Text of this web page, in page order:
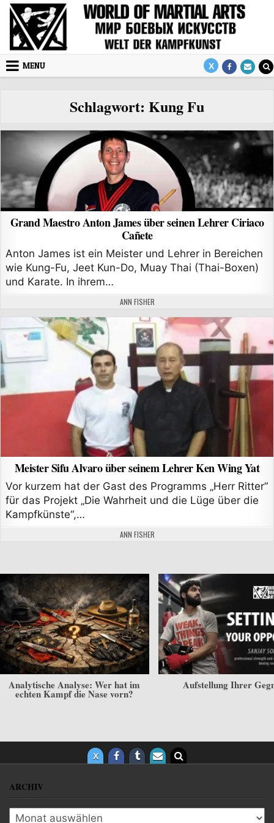
Skip to content
MENU
Schlagwort: Kung Fu
Grand Maestro Anton James über seinen Lehrer Ciriaco
Cañete
Anton James ist ein Meister und Lehrer in Bereichen
wie Kung-Fu, Jeet Kun-Do, Muay Thai (Thai-Boxen)
und Karate. In ihrem…
AUTHOR:
ANN FISHER
Meister Sifu Alvaro über seinem Lehrer Ken Wing Yat
Vor kurzem hat der Gast des Programms „Herr Ritter“
für das Projekt „Die Wahrheit und die Lüge über die
Kampfkünste“,…
AUTHOR:
ANN FISHER
Analytische Analyse: Wer hat im
echten Kampf die Nase vorn?
Aufstellung Ihrer
ARCHIV
Archiv